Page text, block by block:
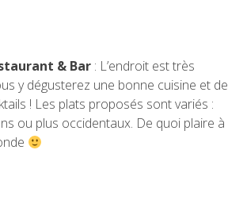
& Bar : L’endroit est très
y dégusterez une bonne cuisine et de
! Les plats proposés sont variés :
ou plus occidentaux. De quoi plaire à